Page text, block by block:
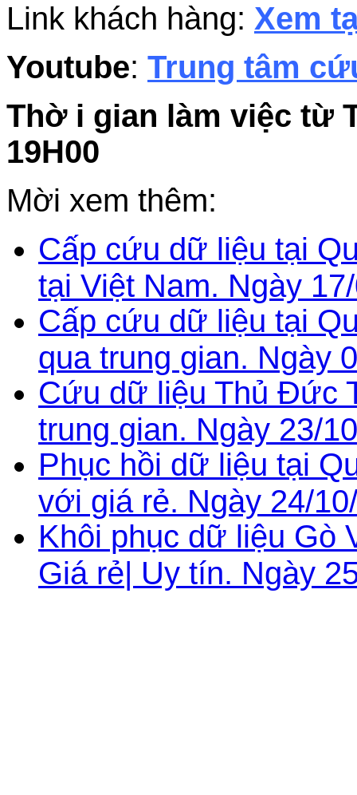
Link khách hàng: Xem
Youtube: Trung tâm
Thờ i gian làm việc từ
19H00
Mời xem thêm:
Cấp cứu dữ liệu tại
tại Việt Nam. Ngày
Cấp cứu dữ liệu tại
qua trung gian. Ngày
Cứu dữ liệu Thủ Đức
trung gian. Ngày 23/
Phục hồi dữ liệu tại
với giá rẻ. Ngày 24/
Khôi phục dữ liệu Gò
Giá rẻ| Uy tín. Ngày